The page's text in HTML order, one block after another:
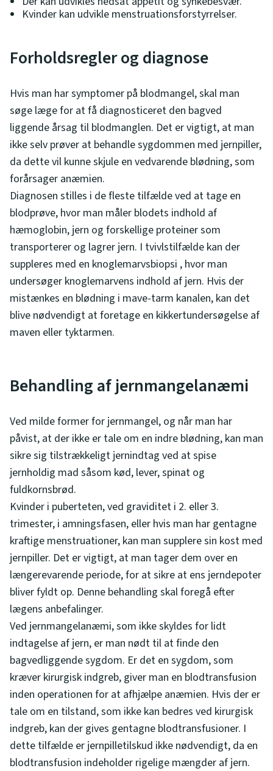
Kvinder kan udvikle menstruationsforstyrrelser.
Forholdsregler og diagnose
Hvis man har symptomer på blodmangel, skal man
søge læge for at få diagnosticeret den bagved
liggende årsag til blodmanglen. Det er vigtigt, at man
ikke selv prøver at behandle sygdommen med jernpiller,
da dette vil kunne skjule en vedvarende blødning, som
forårsager anæmien.
Diagnosen stilles i de fleste tilfælde ved at tage en
blodprøve, hvor man måler blodets indhold af
hæmoglobin, jern og forskellige proteiner som
transporterer og lagrer jern. I tvivlstilfælde kan der
suppleres med en knoglemarvsbiopsi , hvor man
undersøger knoglemarvens indhold af jern. Hvis der
mistænkes en blødning i mave-tarm kanalen, kan det
blive nødvendigt at foretage en kikkertundersøgelse af
maven eller tyktarmen.
Behandling af jernmangelanæmi
Ved milde former for jernmangel, og når man har
påvist, at der ikke er tale om en indre blødning, kan man
sikre sig tilstrækkeligt jernindtag ved at spise
jernholdig mad såsom kød, lever, spinat og
fuldkornsbrød.
Kvinder i puberteten, ved graviditet i 2. eller 3.
trimester, i amningsfasen, eller hvis man har gentagne
kraftige menstruationer, kan man supplere sin kost med
jernpiller. Det er vigtigt, at man tager dem over en
længerevarende periode, for at sikre at ens jerndepoter
bliver fyldt op. Denne behandling skal foregå efter
lægens anbefalinger.
Ved jernmangelanæmi, som ikke skyldes for lidt
indtagelse af jern, er man nødt til at finde den
bagvedliggende sygdom. Er det en sygdom, som
kræver kirurgisk indgreb, giver man en blodtransfusion
inden operationen for at afhjælpe anæmien. Hvis der er
tale om en tilstand, som ikke kan bedres ved kirurgisk
indgreb, kan der gives gentagne blodtransfusioner. I
dette tilfælde er jernpilletilskud ikke nødvendigt, da en
blodtransfusion indeholder rigelige mængder af jern.